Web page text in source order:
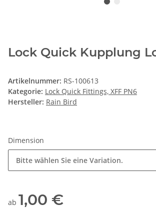
Lock Quick Kupplung
Artikelnummer: RS-100613
Kategorie: Lock Quick Fittings, XFF PN6
Hersteller: Rain Bird
Dimension
Bitte wählen Sie eine Variation.
ab 1,00 €